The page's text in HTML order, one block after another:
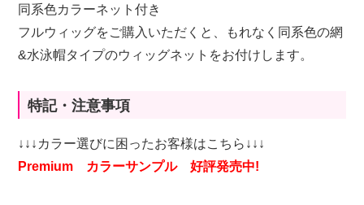
同系色カラーネット付き
フルウィッグをご購入いただくと、もれなく同系色の網
&水泳帽タイプのウィッグネットをお付けします。
特記・注意事項
↓↓↓カラー選びに困ったお客様はこちら↓↓↓
Premium カラーサンプル 好評発売中!